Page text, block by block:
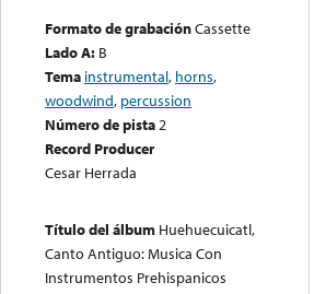
Formato de grabaciónCassette
Lado A: B
Tema instrumental, horns,
woodwind, percussion
Número de pista2
Record Producer
Cesar Herrada
Título del álbum Huehuecuicatl,
Canto Antiguo: Musica Con
Instrumentos Prehispanicos